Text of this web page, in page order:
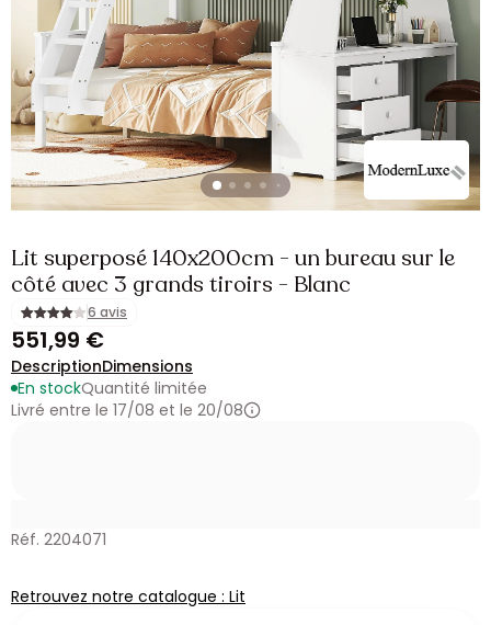
Lit superposé 140x200cm - un bureau sur le
côté avec 3 grands tiroirs - Blanc
6 avis
551,99 €
DescriptionDimensions
En stockQuantité limitée
Livré entre le 17/08 et le 20/08
Réf. 2204071
Retrouvez notre catalogue : Lit